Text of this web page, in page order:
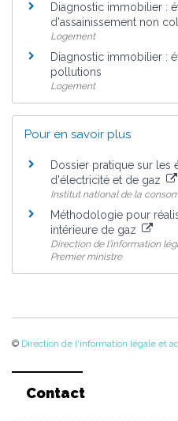
Diagnostic immobilier :
d'assainissement non
Logement
Diagnostic immobilier :
pollutions
Logement
Pour en savoir plus
Dossier pratique sur les
d'électricité et de gaz
Institut national de la
Méthodologie pour
intérieure de gaz
Direction de l'information
Premier ministre
© Direction de l'information légale et
Contact